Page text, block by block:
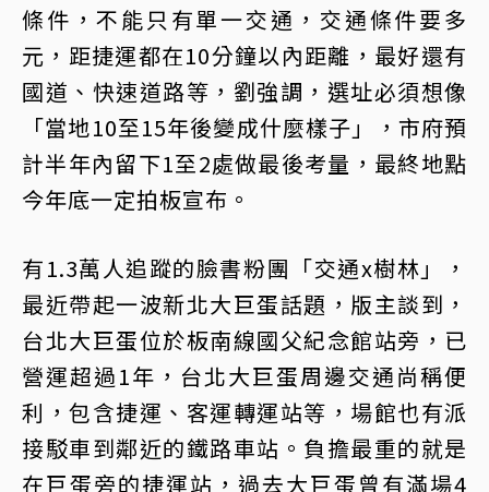
條件，不能只有單一交通，交通條件要多
元，距捷運都在10分鐘以內距離，最好還有
國道、快速道路等，劉強調，選址必須想像
「當地10至15年後變成什麼樣子」，市府預
計半年內留下1至2處做最後考量，最終地點
今年底一定拍板宣布。
有1.3萬人追蹤的臉書粉團「交通x樹林」，
最近帶起一波新北大巨蛋話題，版主談到，
台北大巨蛋位於板南線國父紀念館站旁，已
營運超過1年，台北大巨蛋周邊交通尚稱便
利，包含捷運、客運轉運站等，場館也有派
接駁車到鄰近的鐵路車站。負擔最重的就是
在巨蛋旁的捷運站，過去大巨蛋曾有滿場4